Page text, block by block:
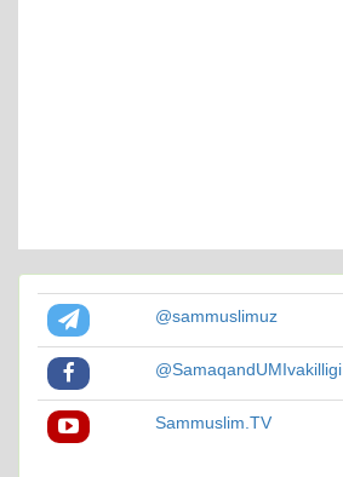
@sammuslimuz
@SamaqandUMIvakilligi
Sammuslim.TV